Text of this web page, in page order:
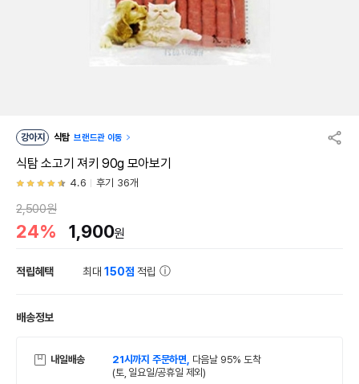
강아지 식탐 브랜드관 이동
식탐 소고기 져키 90g 모아보기
4.6 후기 36개
2,500원
24% 1,900원
적립혜택 최대150점 적립
배송정보
내일배송 21시까지 주문하면, 다음날 95% 도착
(토, 일요일/공휴일 제외)